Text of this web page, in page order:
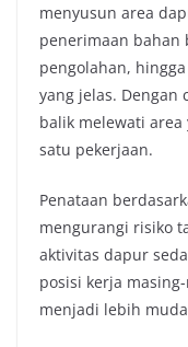
menyusun area
penerimaan bahan
pengolahan,
yang jelas. Dengan
balik melewati area
satu pekerjaan.
Penataan
mengurangi risiko
aktivitas dapur
posisi kerja
menjadi lebih